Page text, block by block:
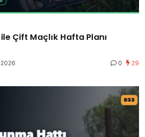
Çift Maçlık Hafta Planı
0 29